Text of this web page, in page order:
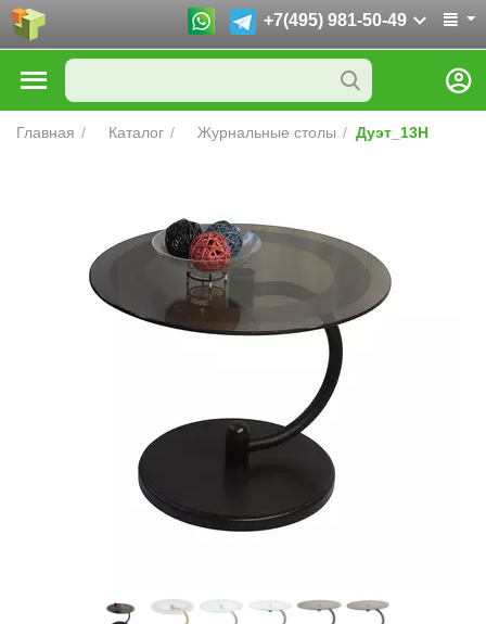
+7(495) 981-50-49
Главная / Каталог / Журнальные столы / Дуэт_13Н